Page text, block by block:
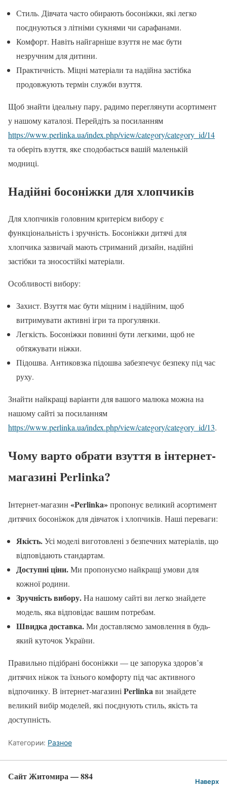
Стиль. Дівчата часто обирають босоніжки, які легко
поєднуються з літніми сукнями чи сарафанами.
Комфорт. Навіть найгарніше взуття не має бути
незручним для дитини.
Практичність. Міцні матеріали та надійна застібка
продовжують термін служби взуття.
Щоб знайти ідеальну пару, радимо переглянути асортимент
у нашому каталозі. Перейдіть за посиланням
https://www.perlinka.ua/index.php/view/category/category_id/14
та оберіть взуття, яке сподобається вашій маленькій
модниці.
Надійні босоніжки для хлопчиків
Для хлопчиків головним критерієм вибору є
функціональність і зручність. Босоніжки дитячі для
хлопчика зазвичай мають стриманий дизайн, надійні
застібки та зносостійкі матеріали.
Особливості вибору:
Захист. Взуття має бути міцним і надійним, щоб
витримувати активні ігри та прогулянки.
Легкість. Босоніжки повинні бути легкими, щоб не
обтяжувати ніжки.
Підошва. Антиковзка підошва забезпечує безпеку під час
руху.
Знайти найкращі варіанти для вашого малюка можна на
нашому сайті за посиланням
https://www.perlinka.ua/index.php/view/category/category_id/13.
Чому варто обрати взуття в інтернет-
магазині Perlinka?
Інтернет-магазин «Perlinka»пропонує великий асортимент
дитячих босоніжок для дівчаток і хлопчиків. Наші переваги:
Якість.Усі моделі виготовлені з безпечних матеріалів, що
відповідають стандартам.
Доступні ціни.Ми пропонуємо найкращі умови для
кожної родини.
Зручність вибору.На нашому сайті ви легко знайдете
модель, яка відповідає вашим потребам.
Швидка доставка.Ми доставляємо замовлення в будь-
який куточок України.
Правильно підібрані босоніжки — це запорука здоров’я
дитячих ніжок та їхнього комфорту під час активного
відпочинку. В інтернет-магазиніPerlinkaви знайдете
великий вибір моделей, які поєднують стиль, якість та
доступність.
Категории: Разное
Сайт Житомира — 884 Наверх